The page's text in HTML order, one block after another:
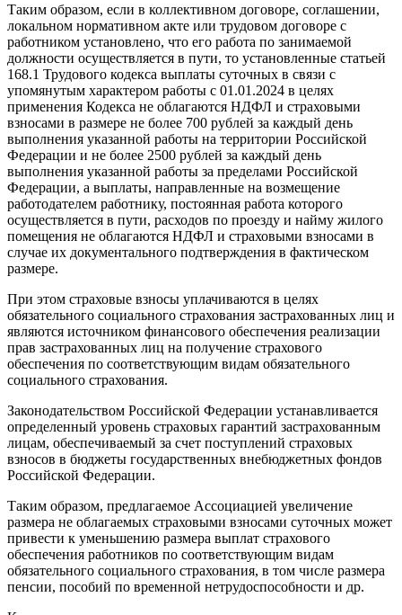
Таким образом, если в коллективном договоре, соглашении,
локальном нормативном акте или трудовом договоре с
работником установлено, что его работа по занимаемой
должности осуществляется в пути, то установленные статьей
168.1 Трудового кодекса выплаты суточных в связи с
упомянутым характером работы с 01.01.2024 в целях
применения Кодекса не облагаются НДФЛ и страховыми
взносами в размере не более 700 рублей за каждый день
выполнения указанной работы на территории Российской
Федерации и не более 2500 рублей за каждый день
выполнения указанной работы за пределами Российской
Федерации, а выплаты, направленные на возмещение
работодателем работнику, постоянная работа которого
осуществляется в пути, расходов по проезду и найму жилого
помещения не облагаются НДФЛ и страховыми взносами в
случае их документального подтверждения в фактическом
размере.
При этом страховые взносы уплачиваются в целях
обязательного социального страхования застрахованных лиц и
являются источником финансового обеспечения реализации
прав застрахованных лиц на получение страхового
обеспечения по соответствующим видам обязательного
социального страхования.
Законодательством Российской Федерации устанавливается
определенный уровень страховых гарантий застрахованным
лицам, обеспечиваемый за счет поступлений страховых
взносов в бюджеты государственных внебюджетных фондов
Российской Федерации.
Таким образом, предлагаемое Ассоциацией увеличение
размера не облагаемых страховыми взносами суточных может
привести к уменьшению размера выплат страхового
обеспечения работников по соответствующим видам
обязательного социального страхования, в том числе размера
пенсии, пособий по временной нетрудоспособности и др.